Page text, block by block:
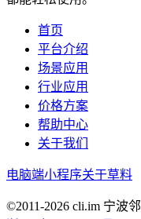
首页
平台介绍
场景应用
行业应用
价格方案
帮助中心
关于我们
电脑端小程序关于草料
©2011-2026 cli.im 宁波